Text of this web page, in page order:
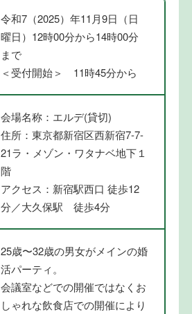
令和7（2025）年11月9日（日
曜日）12時00分から14時00分
まで
＜受付開始＞ 11時45分から
会場名称：エルデ(貸切)
住所：東京都新宿区西新宿7-7-
21ラ・メゾン・ワタナベ地下１
階
アクセス：新宿駅西口 徒歩12
分／大久保駅 徒歩4分
25歳〜32歳の男女がメインの婚
活パーティ。
会議室などでの開催ではなくお
しゃれな飲食店での開催により